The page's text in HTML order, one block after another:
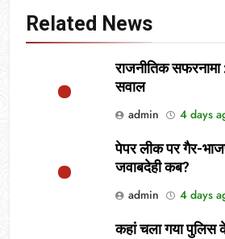
Related News
राजनीतिक
सवाल
admin
4 days
पेपर लीक पर गैर-
जवाबदेही कब?
admin
4 days
कहां चला गया पुलिस